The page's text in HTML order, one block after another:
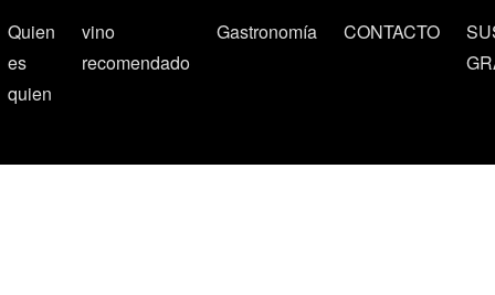
Quien
es
quien
vino
recomendado
Gastronomía CONTACTO